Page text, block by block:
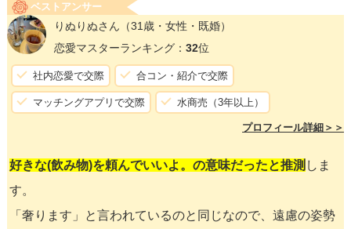
ベストアンサー
りぬりぬさん （31歳・女性・既婚）
恋愛マスターランキング： 32位
社内恋愛で交際 合コン・紹介で交際
マッチングアプリで交際 水商売（3年以上）
プロフィール詳細＞＞
好きな(飲み物)を頼んでいいよ。の意味だったと推測 しま
す。
「奢ります」と言われているのと同じなので、遠慮の姿勢